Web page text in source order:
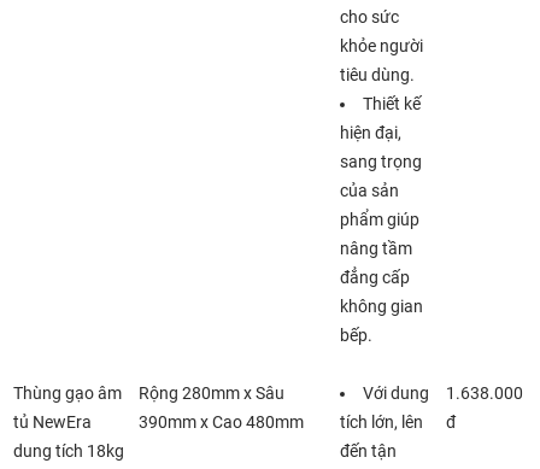
cho sức
khỏe người
tiêu dùng.
Thiết kế
hiện đại,
sang trọng
của sản
phẩm giúp
nâng tầm
đẳng cấp
không gian
bếp.
Thùng gạo âm
tủ NewEra
dung tích 18kg
Rộng 280mm x Sâu
390mm x Cao 480mm
Với dung
tích lớn, lên
đến tận
1.638.000
đ